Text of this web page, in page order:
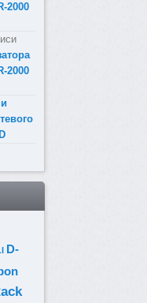
2000
2000
D-